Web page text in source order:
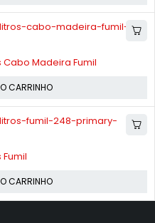
Cabo Madeira Fumil
CARRINHO
CARRINHO